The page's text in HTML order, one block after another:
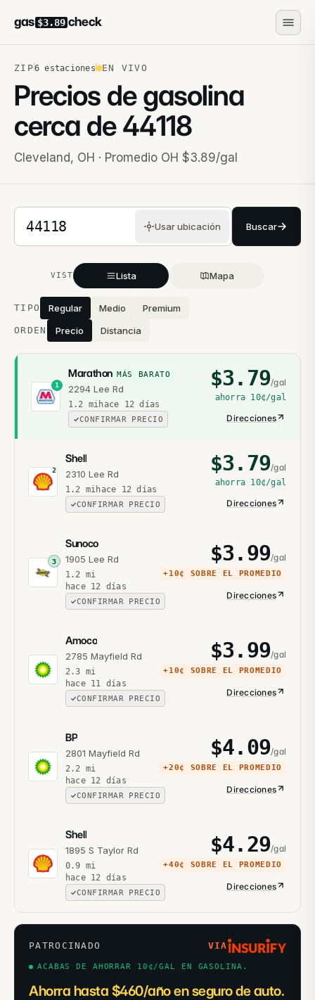
gas $3.89 check
ZIP6 estaciones EN VIVO
Precios de gasolina
cerca de44118
Cleveland, OH · Promedio OH $3.89/gal
Código postal de 5 dígitos
Usar ubicación Buscar
VISTA Lista Mapa
Estaciones cercanas
TIPO Regular Medio Premium
ORDEN Precio Distancia
1
Marathon MÁS BARATO
2294 Lee Rd
1.2 mihace 12 días
CONFIRMAR PRECIO
$3.79/gal
ahorra 10¢/gal
Direcciones
2
Shell
2310 Lee Rd
1.2 mihace 12 días
CONFIRMAR PRECIO
$3.79/gal
ahorra 10¢/gal
Direcciones
3
Sunoco
1905 Lee Rd
1.2 mi
hace 12 días
CONFIRMAR PRECIO
$3.99/gal
+10¢ SOBRE EL PROMEDIO
Direcciones
Amoco
2785 Mayfield Rd
2.3 mi
hace 11 días
CONFIRMAR PRECIO
$3.99/gal
+10¢ SOBRE EL PROMEDIO
Direcciones
BP
2801 Mayfield Rd
2.2 mi
hace 12 días
CONFIRMAR PRECIO
$4.09/gal
+20¢ SOBRE EL PROMEDIO
Direcciones
Shell
1895 S Taylor Rd
0.9 mi
hace 12 días
CONFIRMAR PRECIO
$4.29/gal
+40¢ SOBRE EL PROMEDIO
Direcciones
PATROCINADO VIA
ACABAS DE AHORRAR 10¢/GAL EN GASOLINA.
Ahorra hasta $460/año en seguro de auto.